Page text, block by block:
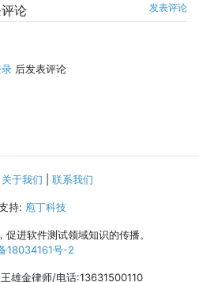
论 发表评论
后发表评论
关于我们 联系我们
持: 庖丁科技
促进软件测试领域知识的传播。
18034161号-2
雄金律师/电话:13631500110